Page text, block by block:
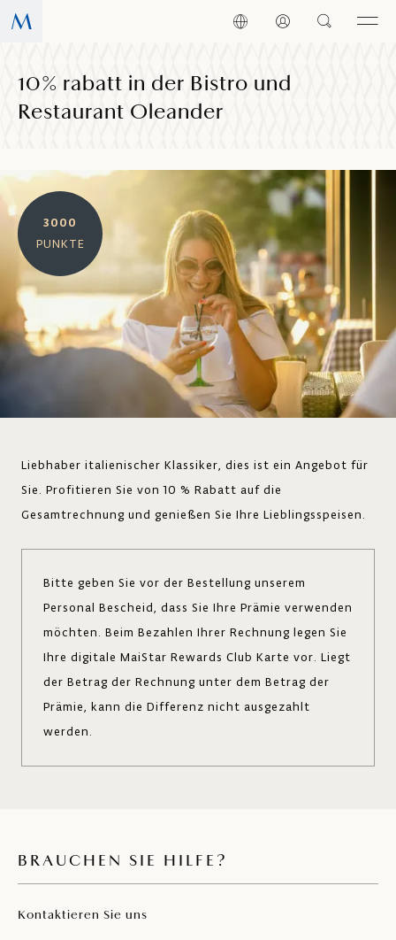
10% rabatt in der Bistro und
Restaurant Oleander
3000
PUNKTE
Liebhaber italienischer Klassiker, dies ist ein Angebot für
Sie. Profitieren Sie von 10 % Rabatt auf die
Gesamtrechnung und genießen Sie Ihre Lieblingsspeisen.
Bitte geben Sie vor der Bestellung unserem
Personal Bescheid, dass Sie Ihre Prämie verwenden
möchten. Beim Bezahlen Ihrer Rechnung legen Sie
Ihre digitale MaiStar Rewards Club Karte vor. Liegt
der Betrag der Rechnung unter dem Betrag der
Prämie, kann die Differenz nicht ausgezahlt
werden.
BRAUCHEN SIE HILFE?
Kontaktieren Sie uns